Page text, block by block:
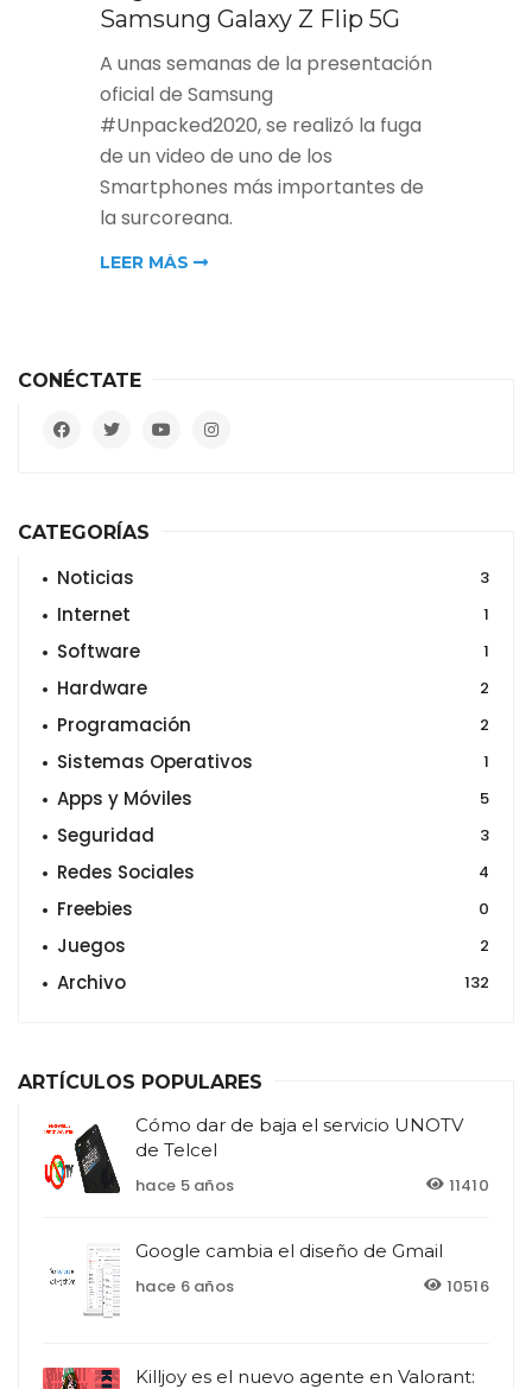
Samsung Galaxy Z Flip 5G
A unas semanas de la presentación
oficial de Samsung
#Unpacked2020, se realizó la fuga
de un video de uno de los
Smartphones más importantes de
la surcoreana.
LEER MÁS
CONÉCTATE
CATEGORÍAS
Noticias 3
Internet 1
Software 1
Hardware 2
Programación 2
Sistemas Operativos 1
Apps y Móviles 5
Seguridad 3
Redes Sociales 4
Freebies 0
Juegos 2
Archivo 132
ARTÍCULOS POPULARES
Cómo dar de baja el servicio UNOTV
de Telcel
hace 5 años
11410
Google cambia el diseño de Gmail
hace 6 años
10516
Killjoy es el nuevo agente en Valorant: